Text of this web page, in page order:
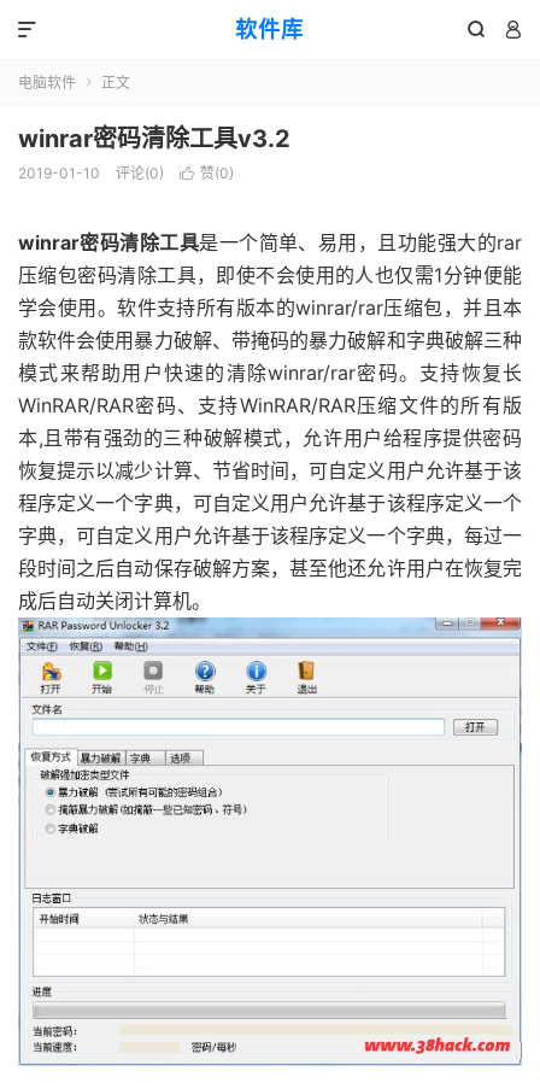
软件库  

电脑软件  正文
winrar密码清除工具v3.2
2019-01-10 评论(0)  赞(0)
winrar密码清除工具是一个简单、易用，且功能强大的rar
压缩包密码清除工具，即使不会使用的人也仅需1分钟便能
学会使用。软件支持所有版本的winrar/rar压缩包，并且本
款软件会使用暴力破解、带掩码的暴力破解和字典破解三种
模式来帮助用户快速的清除winrar/rar密码。支持恢复长
WinRAR/RAR密码、支持WinRAR/RAR压缩文件的所有版
本,且带有强劲的三种破解模式，允许用户给程序提供密码
恢复提示以减少计算、节省时间，可自定义用户允许基于该
程序定义一个字典，可自定义用户允许基于该程序定义一个
字典，可自定义用户允许基于该程序定义一个字典，每过一
段时间之后自动保存破解方案，甚至他还允许用户在恢复完
成后自动关闭计算机。